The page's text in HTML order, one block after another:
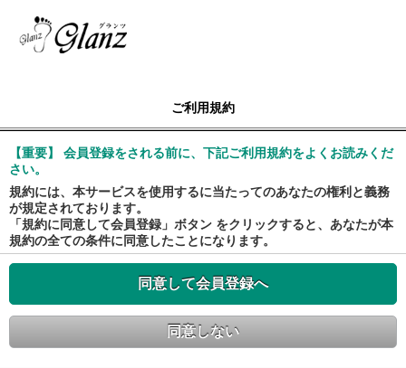
ご利用規約
【重要】 会員登録をされる前に、下記ご利用規約をよくお読みくだ
さい。
規約には、本サービスを使用するに当たってのあなたの権利と義務
が規定されております。
「規約に同意して会員登録」ボタン をクリックすると、あなたが本
規約の全ての条件に同意したことになります。
同意して会員登録へ
同意しない